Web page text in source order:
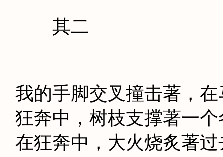
其二
我的手脚交叉撞击著，在
狂奔中，树枝支撑著一
在狂奔中，大火烧炙著